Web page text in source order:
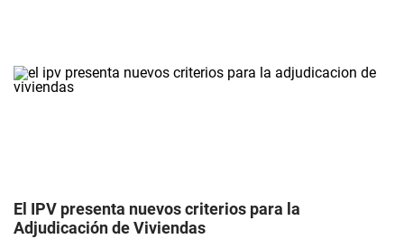
El IPV presenta nuevos criterios para la
Adjudicación de Viviendas